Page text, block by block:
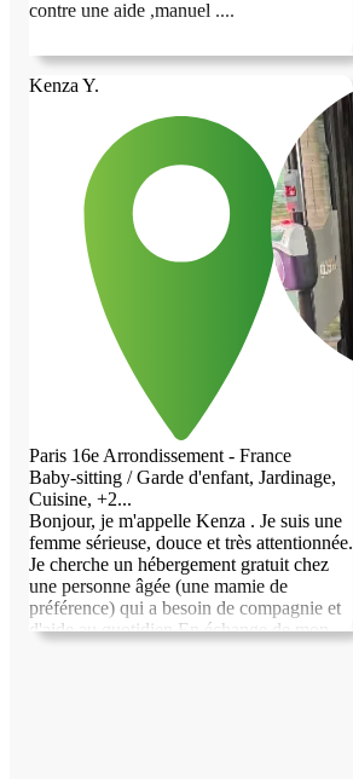
contre une aide ,manuel ....
Kenza Y.
Paris 16e Arrondissement - France
Baby-sitting / Garde d'enfant, Jardinage,
Cuisine, +2...
Bonjour, je m'appelle Kenza . Je suis une
femme sérieuse, douce et très attentionnée.
Je cherche un hébergement gratuit chez
une personne âgée (une mamie de
préférence) qui a besoin de compagnie et
d'aide au quotidien.En échange de mon